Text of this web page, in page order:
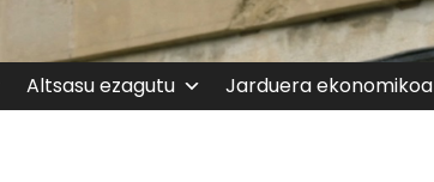
Altsasu ezagutu Jarduera ekonomikoa